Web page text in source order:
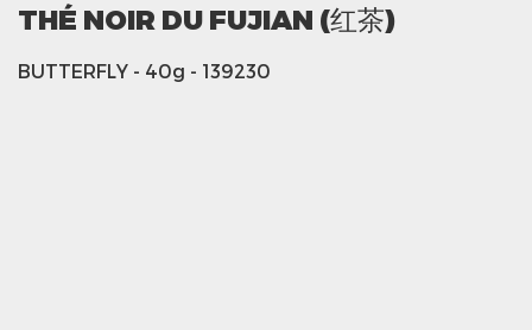
THÉ NOIR DU FUJIAN (红茶)
BUTTERFLY - 40g - 139230